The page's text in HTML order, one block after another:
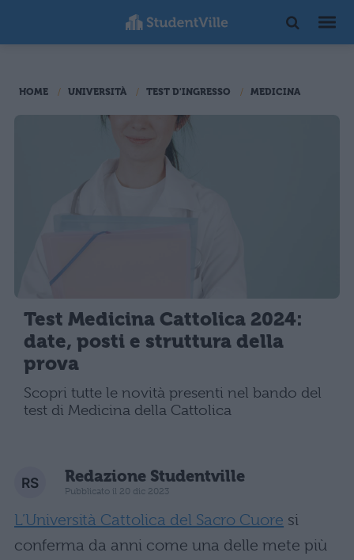
HOME UNIVERSITÀ TEST D'INGRESSO MEDICINA
Test Medicina Cattolica 2024:
date, posti e struttura della
prova
Scopri tutte le novità presenti nel bando del
test di Medicina della Cattolica
Redazione Studentville
Pubblicato il 20 dic 2023
L’Università Cattolica del Sacro Cuore si
conferma da anni come una delle mete più